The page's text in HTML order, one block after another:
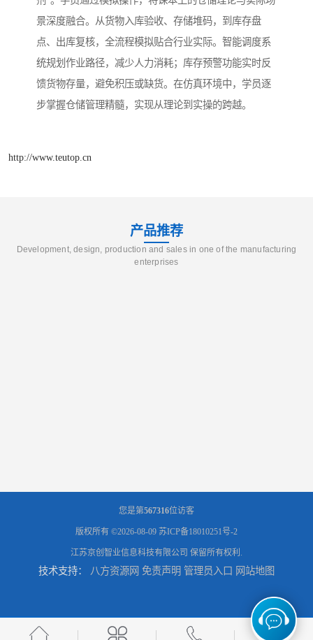
景深度融合。从货物入库验收、存储堆码，到库存盘
点、出库复核，全流程模拟贴合行业实际。智能调度系
统规划作业路径，减少人力消耗；库存预警功能实时反
馈货物存量，避免积压或缺货。在仿真环境中，学员逐
步掌握仓储管理精髓，实现从理论到实操的跨越。
http://www.teutop.cn
产品推荐
Development, design, production and sales in one of the manufacturing
enterprises
您是第567316位访客
版权所有 ©2026-08-09 苏ICP备18010251号-2
江苏京创智业信息科技有限公司 保留所有权利.
技术支持： 八方资源网 免责声明 管理员入口 网站地图